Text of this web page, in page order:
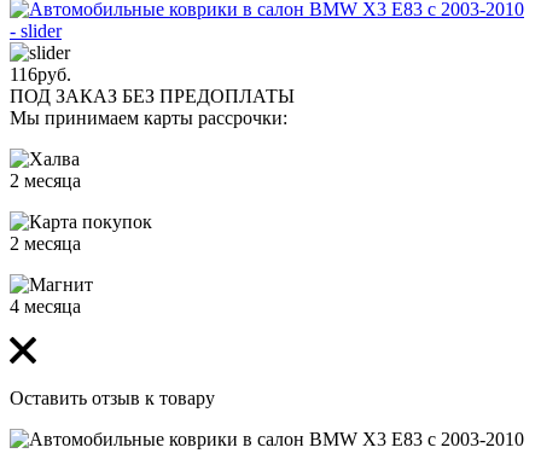
116руб.
ПОД ЗАКАЗ БЕЗ ПРЕДОПЛАТЫ
Мы принимаем карты рассрочки:
2 месяца
2 месяца
4 месяца
Оставить отзыв к товару